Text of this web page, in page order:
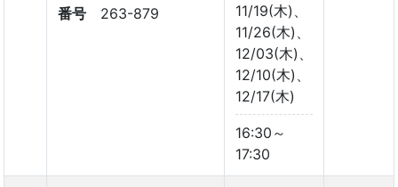
番号 263-879
11/19(木)、
11/26(木)、
12/03(木)、
12/10(木)、
12/17(木)
16:30～
17:30